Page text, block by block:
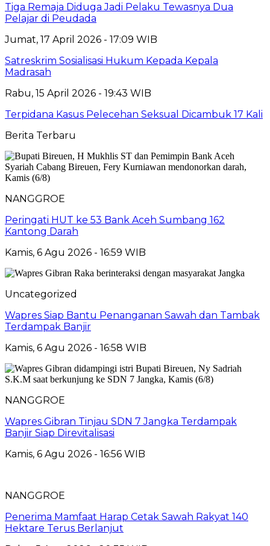
Tiga Remaja Diduga Jadi Pelaku Tewasnya Dua
Pelajar di Peudada
Jumat, 17 April 2026 - 17:09 WIB
Satreskrim Sosialisasi Hukum Kepada Kepala
Madrasah
Rabu, 15 April 2026 - 19:43 WIB
Terpidana Kasus Pelecehan Seksual Dicambuk 17 Kali
Berita Terbaru
NANGGROE
Peringati HUT ke 53 Bank Aceh Sumbang 162
Kantong Darah
Kamis, 6 Agu 2026 - 16:59 WIB
Uncategorized
Wapres Siap Bantu Penanganan Sawah dan Tambak
Terdampak Banjir
Kamis, 6 Agu 2026 - 16:58 WIB
NANGGROE
Wapres Gibran Tinjau SDN 7 Jangka Terdampak
Banjir Siap Direvitalisasi
Kamis, 6 Agu 2026 - 16:56 WIB
NANGGROE
Penerima Mamfaat Harap Cetak Sawah Rakyat 140
Hektare Terus Berlanjut